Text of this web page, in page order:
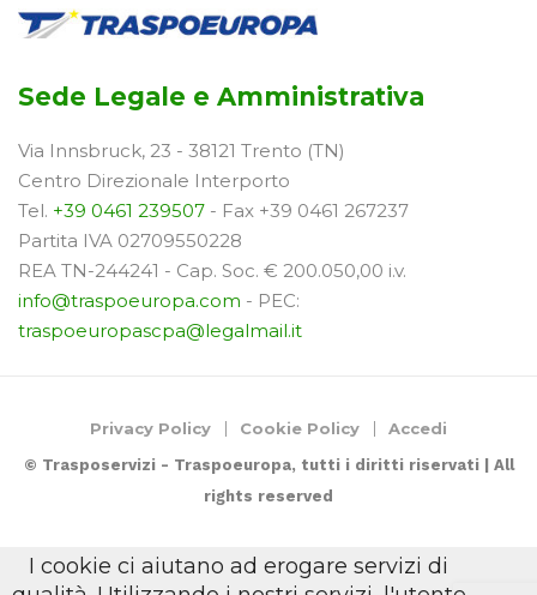
Sede Legale e Amministrativa
Via Innsbruck, 23 - 38121 Trento (TN)
Centro Direzionale Interporto
Tel. +39 0461 239507 - Fax +39 0461 267237
Partita IVA 02709550228
REA TN-244241 - Cap. Soc. € 200.050,00 i.v.
info@traspoeuropa.com - PEC:
traspoeuropascpa@legalmail.it
Privacy Policy Cookie Policy Accedi
© Trasposervizi - Traspoeuropa, tutti i diritti riservati | All
rights reserved
I cookie ci aiutano ad erogare servizi di